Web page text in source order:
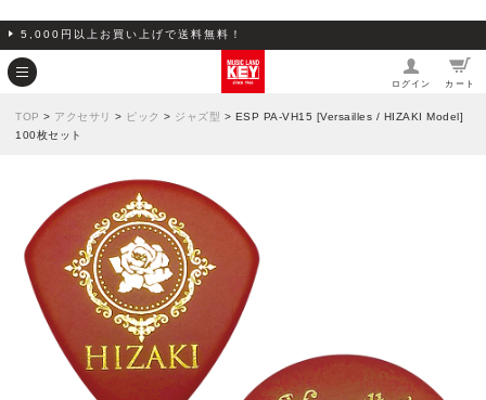
5,000円以上お買い上げで送料無料！
ログイン カート
TOP > アクセサリ > ピック > ジャズ型 > ESP PA-VH15 [Versailles / HIZAKI Model]
100枚セット